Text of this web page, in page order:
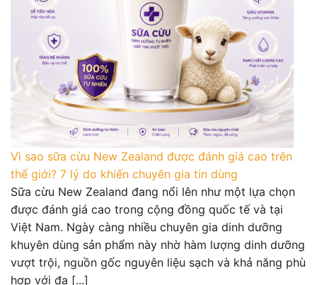
Vì sao sữa cừu New Zealand được đánh giá cao trên
thế giới? 7 lý do khiến chuyên gia tin dùng
Sữa cừu New Zealand đang nổi lên như một lựa chọn
được đánh giá cao trong cộng đồng quốc tế và tại
Việt Nam. Ngày càng nhiều chuyên gia dinh dưỡng
khuyên dùng sản phẩm này nhờ hàm lượng dinh dưỡng
vượt trội, nguồn gốc nguyên liệu sạch và khả năng phù
hợp với đa [...]